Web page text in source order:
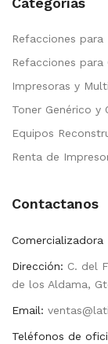
Refacciones para
Refacciones para
Impresoras y
Toner Genérico y
Equipos
Renta de
Contactanos
Comercializadora
Dirección: C. del
de los Aldama,
Email:
Teléfonos de